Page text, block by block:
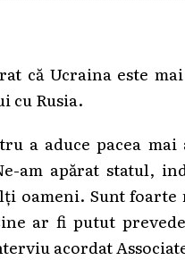
că Ucraina este
cu Rusia.
a aduce pacea mai
am apărat statul,
oameni. Sunt
ar fi putut
acordat